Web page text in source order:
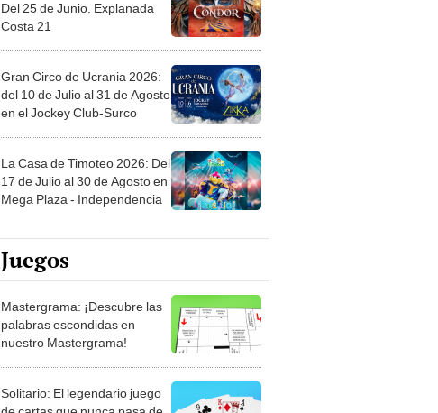
Del 25 de Junio. Explanada
Costa 21
Gran Circo de Ucrania 2026:
del 10 de Julio al 31 de Agosto
en el Jockey Club-Surco
La Casa de Timoteo 2026: Del
17 de Julio al 30 de Agosto en
Mega Plaza - Independencia
Juegos
Mastergrama: ¡Descubre las
palabras escondidas en
nuestro Mastergrama!
Solitario: El legendario juego